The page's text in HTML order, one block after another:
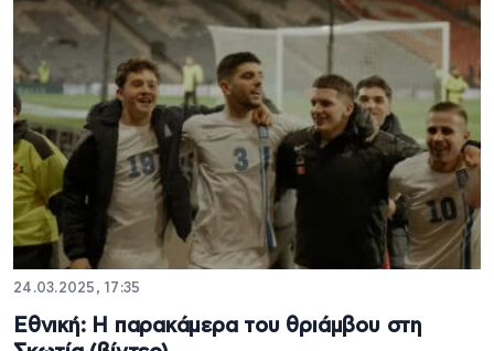
24.03.2025, 17:35
Εθνική: Η παρακάμερα του θριάμβου στη